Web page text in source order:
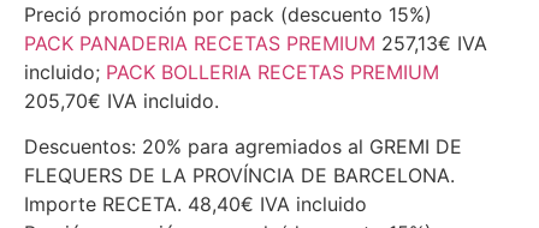
Preció promoción por pack (descuento 15%)
PACK PANADERIA RECETAS PREMIUM 257,13€ IVA
incluido; PACK BOLLERIA RECETAS PREMIUM
205,70€ IVA incluido.
Descuentos: 20% para agremiados al GREMI DE
FLEQUERS DE LA PROVÍNCIA DE BARCELONA.
Importe RECETA. 48,40€ IVA incluido